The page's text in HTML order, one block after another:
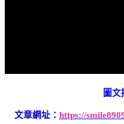
圖文
文章網址： https://